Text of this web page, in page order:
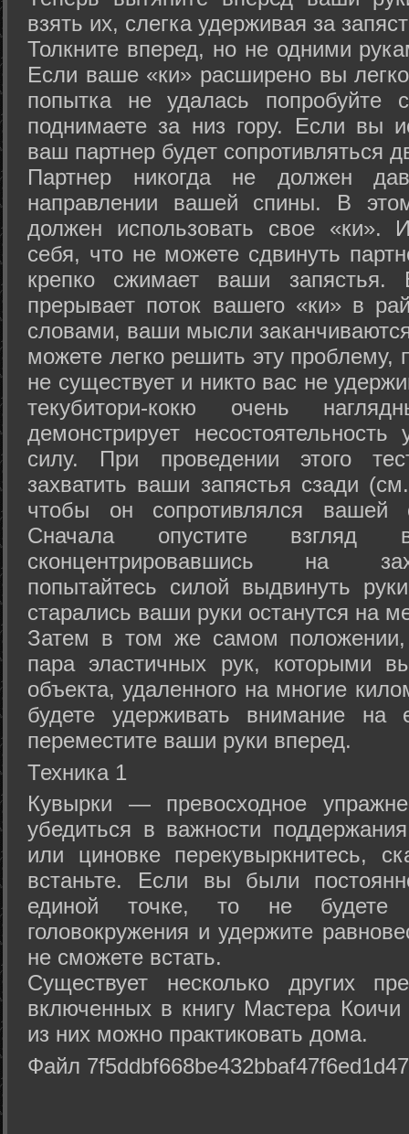
взять их, слегка удерживая за
Толкните вперед, но не одними
Если ваше «ки» расширено вы
попытка не удалась попробуйте
поднимаете за низ гору. Если вы
ваш партнер будет сопротивляться
Партнер никогда не должен
направлении вашей спины. В
должен использовать свое «ки».
себя, что не можете сдвинуть
крепко сжимает ваши запястья.
прерывает поток вашего «ки» в
словами, ваши мысли
можете легко решить эту проблему,
не существует и никто вас не
текубитори-кокю очень
демонстрирует
силу. При проведении этого
захватить ваши запястья сзади
чтобы он сопротивлялся вашей
Сначала опустите
сконцентрировавшись на
попытайтесь силой выдвинуть
старались ваши руки останутся на
Затем в том же самом положении,
пара эластичных рук, которыми
объекта, удаленного на многие
будете удерживать внимание на
переместите ваши руки вперед.
Техника 1
Кувырки — превосходное
убедиться в важности
или циновке перекувыркнитесь,
встаньте. Если вы были
единой точке, то не будете
головокружения и удержите
не сможете встать.
Существует несколько других
включенных в книгу Мастера
из них можно практиковать дома.
Файл